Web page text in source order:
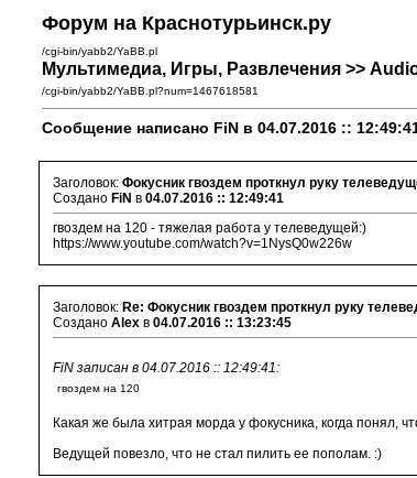
Форум на Краснотурьинск.ру
/cgi-bin/yabb2/YaBB.pl
Мультимедиа, Игры, Развлечения >>
/cgi-bin/yabb2/YaBB.pl?num=1467618581
Сообщение написано FiN в 04.07.2016 ::
Заголовок: Фокусник гвоздем проткнул руку
Создано FiN в 04.07.2016 :: 12:49:41
гвоздем на 120 - тяжелая работа у телеведущей:)
https://www.youtube.com/watch?v=1NysQ0w226w
Заголовок: Re: Фокусник гвоздем проткнул руку
Создано Alex в 04.07.2016 :: 13:23:45
FiN записан в 04.07.2016 :: 12:49:41:
гвоздем на 120
Какая же была хитрая морда у фокусника, когда понял,
Ведущей повезло, что не стал пилить ее пополам. :)